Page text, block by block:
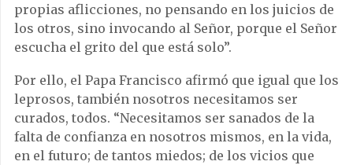
propias aflicciones, no pensando en los juicios de
los otros, sino invocando al Señor, porque el Señor
escucha el grito del que está solo”.
Por ello, el Papa Francisco afirmó que igual que los
leprosos, también nosotros necesitamos ser
curados, todos. “Necesitamos ser sanados de la
falta de confianza en nosotros mismos, en la vida,
en el futuro; de tantos miedos; de los vicios que